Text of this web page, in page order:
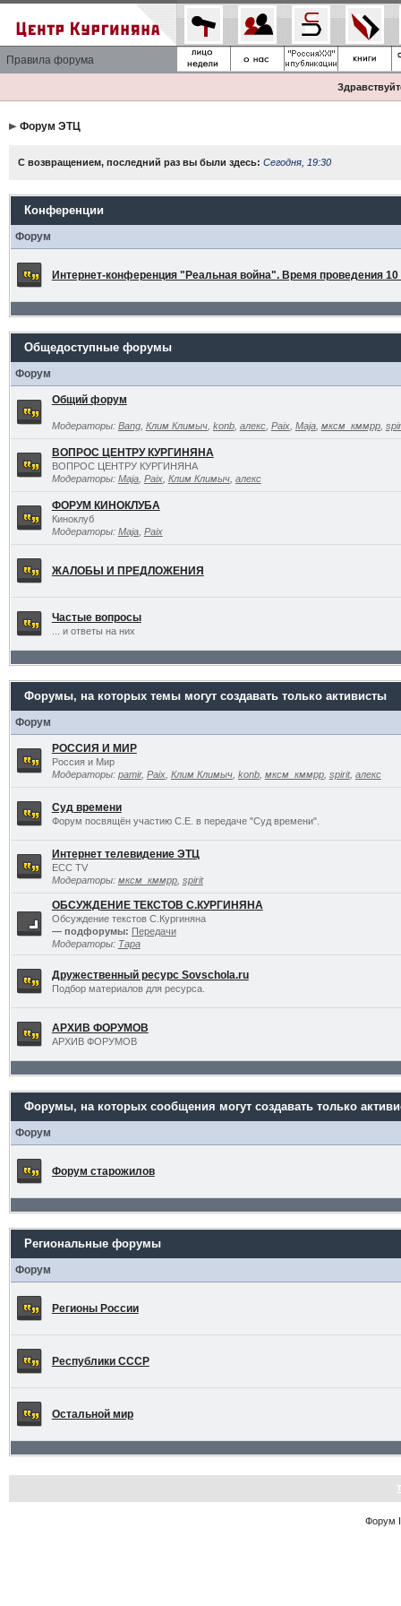
Правила форума
Форум ЭТЦ
С возвращением, последний раз вы были здесь: Сегодня, 19:30
Конференции
Форум
Интернет-конференция "Реальная война". Время проведения 10
Общедоступные форумы
Форум
Общий форум
Модераторы: Bang, Клим Климыч, konb, алекс, Paix, Maja, мксм_кммрр,
ВОПРОС ЦЕНТРУ КУРГИНЯНА
ВОПРОС ЦЕНТРУ КУРГИНЯНА
Модераторы: Maja, Paix, Клим Климыч, алекс
ФОРУМ КИНОКЛУБА
Киноклуб
Модераторы: Maja, Paix
ЖАЛОБЫ И ПРЕДЛОЖЕНИЯ
Частые вопросы
... и ответы на них
Форумы, на которых темы могут создавать только активисты
Форум
РОССИЯ И МИР
Россия и Мир
Модераторы: pamir, Paix, Клим Климыч, konb, мксм_кммрр, spirit, алекс
Суд времени
Форум посвящён участию С.Е. в передаче "Суд времени".
Интернет телевидение ЭТЦ
ECC TV
Модераторы: мксм_кммрр, spirit
ОБСУЖДЕНИЕ ТЕКСТОВ С.КУРГИНЯНА
Обсуждение текстов С.Кургиняна
— подфорумы: Передачи
Модераторы: Тара
Дружественный ресурс Sovschola.ru
Подбор материалов для ресурса.
АРХИВ ФОРУМОВ
АРХИВ ФОРУМОВ
Форумы, на которых сообщения могут создавать только
Форум
Форум старожилов
Региональные форумы
Форум
Регионы России
Республики СССР
Остальной мир
Форум